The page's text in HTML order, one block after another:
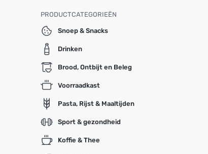
PRODUCTCATEGORIEËN
Snoep & Snacks
Drinken
Brood, Ontbijt en Beleg
Voorraadkast
Pasta, Rijst & Maaltijden
Sport & gezondheid
Koffie & Thee